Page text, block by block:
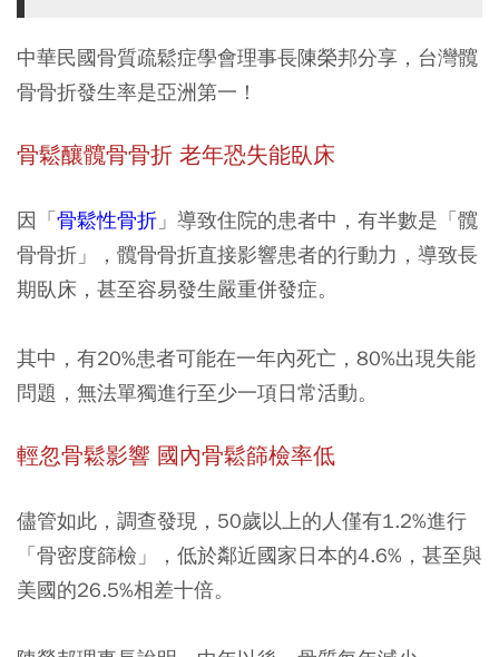
中華民國骨質疏鬆症學會理事長陳榮邦分享，台灣髖
骨骨折發生率是亞洲第一！
骨鬆釀髖骨骨折 老年恐失能臥床
因「骨鬆性骨折 」導致住院的患者中，有半數是「髖
骨骨折」，髖骨骨折直接影響患者的行動力，導致長
期臥床，甚至容易發生嚴重併發症。
其中，有20%患者可能在一年內死亡，80%出現失能
問題，無法單獨進行至少一項日常活動。
輕忽骨鬆影響 國內骨鬆篩檢率低
儘管如此，調查發現，50歲以上的人僅有1.2%進行
「骨密度篩檢」，低於鄰近國家日本的4.6%，甚至與
美國的26.5%相差十倍。